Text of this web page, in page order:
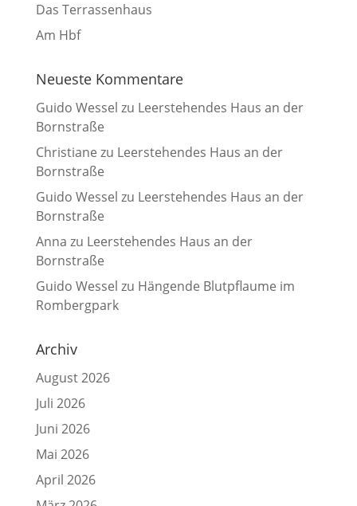
Das Terrassenhaus
Am Hbf
Neueste Kommentare
Guido Wessel zu Leerstehendes Haus an der
Bornstraße
Christiane zu Leerstehendes Haus an der
Bornstraße
Guido Wessel zu Leerstehendes Haus an der
Bornstraße
Anna zu Leerstehendes Haus an der
Bornstraße
Guido Wessel zu Hängende Blutpflaume im
Rombergpark
Archiv
August 2026
Juli 2026
Juni 2026
Mai 2026
April 2026